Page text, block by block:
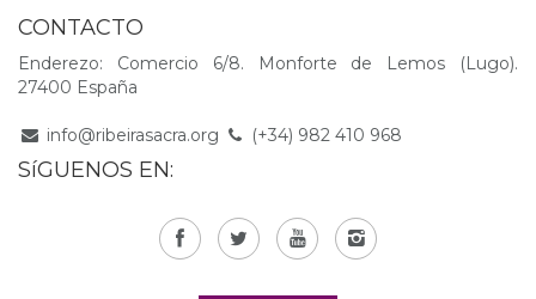
CONTACTO
Enderezo: Comercio 6/8. Monforte de Lemos (Lugo).
27400 España
info@ribeirasacra.org (+34) 982 410 968
SíGUENOS EN: